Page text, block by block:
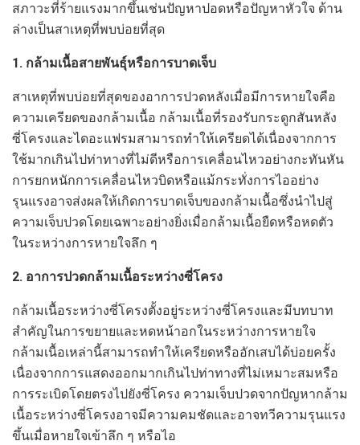
สภาวะที่ร้ายแรงมากขึ้นเช่นปัญหาปอดหรือปัญหาหัวใจ ด้าน
ล่างเป็นสาเหตุที่พบบ่อยที่สุด
1. กล้ามเนื้อสายพันธุ์หรือการบาดเจ็บ
สาเหตุที่พบบ่อยที่สุดของอาการปวดหลังเมื่อมีการหายใจคือ
ความเครียดของกล้ามเนื้อ กล้ามเนื้อที่รองรับกระดูกสันหลัง
ซี่โครงและไดอะแฟรมสามารถทำให้เครียดได้เนื่องจากการ
ใช้มากเกินไปท่าทางที่ไม่ดีหรือการเคลื่อนไหวอย่างกะทันหัน
การยกหนักการเคลื่อนไหวบิดหรือแม้กระทั่งการไออย่าง
รุนแรงอาจส่งผลให้เกิดการบาดเจ็บของกล้ามเนื้อซึ่งนำไปสู่
ความเจ็บปวดโดยเฉพาะอย่างยิ่งเมื่อกล้ามเนื้อยืดหรือหดตัว
ในระหว่างการหายใจลึก ๆ
2. อาการปวดกล้ามเนื้อระหว่างซี่โครง
กล้ามเนื้อระหว่างซี่โครงตั้งอยู่ระหว่างซี่โครงและมีบทบาท
สำคัญในการขยายและหดหน้าอกในระหว่างการหายใจ
กล้ามเนื้อเหล่านี้สามารถทำให้เครียดหรืออักเสบได้บ่อยครั้ง
เนื่องจากการแสดงออกมากเกินไปท่าทางที่ไม่เหมาะสมหรือ
การระเบิดโดยตรงไปยังซี่โครง ความเจ็บปวดจากปัญหากล้าม
เนื้อระหว่างซี่โครงอาจมีความคมชัดและอาจทวีความรุนแรง
ขึ้นเมื่อหายใจเข้าลึก ๆ หรือไอ